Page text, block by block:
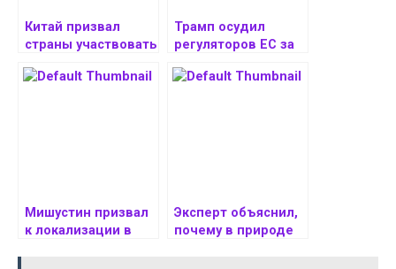
Китай призвал
страны участвовать
по возвращению
Трамп осудил
регуляторов ЕС за
американским
Мишустин призвал
к локализации в
Эксперт объяснил,
почему в природе